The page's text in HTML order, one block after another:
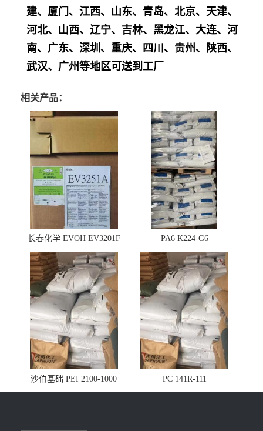
建、厦门、江西、山东、青岛、北京、天津、
河北、山西、辽宁、吉林、黑龙江、大连、河
南、广东、深圳、重庆、四川、贵州、陕西、
武汉、广州等地区可送到工厂
相关产品：
长春化学 EVOH EV3201F PA6 K224-G6
沙伯基础 PEI 2100-1000 PC 141R-111